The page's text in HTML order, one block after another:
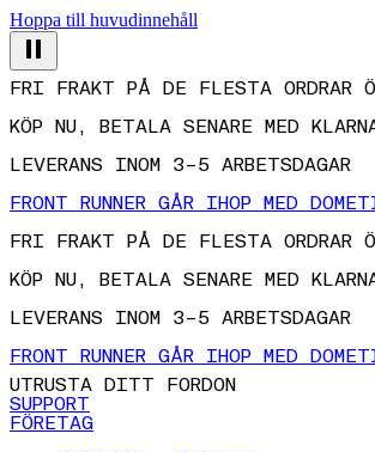
Hoppa till huvudinnehåll
FRI FRAKT PÅ DE FLESTA ORDRAR
KÖP NU, BETALA SENARE MED
LEVERANS INOM 3–5 ARBETSDAGAR
FRONT RUNNER GÅR IHOP MED
FRI FRAKT PÅ DE FLESTA ORDRAR
KÖP NU, BETALA SENARE MED
LEVERANS INOM 3–5 ARBETSDAGAR
FRONT RUNNER GÅR IHOP MED
UTRUSTA DITT FORDON
SUPPORT
FÖRETAG